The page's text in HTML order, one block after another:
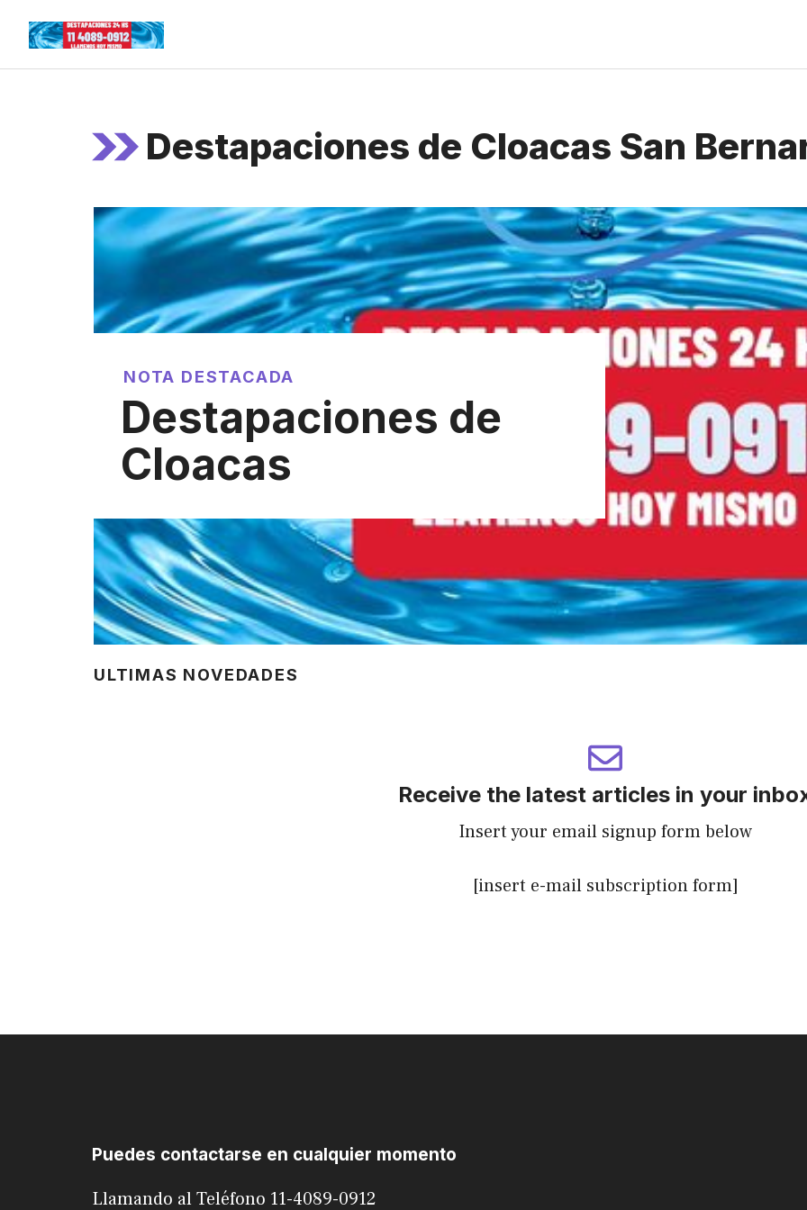
content
Destapaciones de Cloacas San
NOTA DESTACADA
Destapaciones de
Cloacas
ULTIMAS NOVEDADES
Receive the latest articles in your
Insert your email signup form below
[insert e-mail subscription form]
Puedes contactarse en cualquier momento
Llamando al Teléfono 11-4089-0912